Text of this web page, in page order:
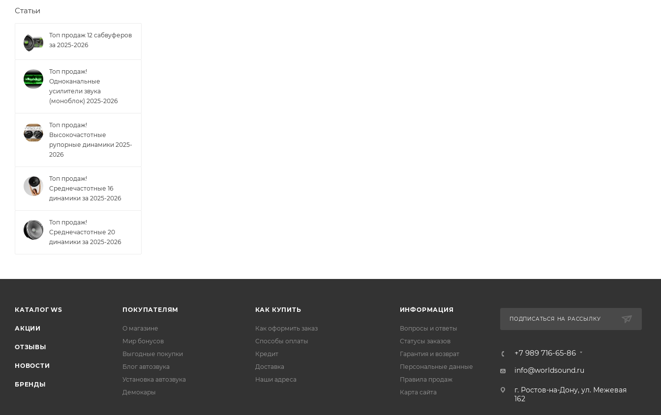
Статьи
Топ продаж 12 сабвуферов
за 2025-2026
Топ продаж!
Одноканальные
усилители звука
(моноблок) 2025-2026
Топ продаж!
Высокочастотные
рупорные динамики 2025-
2026
Топ продаж!
Cреднечастотные 16
динамики за 2025-2026
Топ продаж!
Cреднечастотные 20
динамики за 2025-2026
КАТАЛОГ WS
АКЦИИ
ОТЗЫВЫ
НОВОСТИ
БРЕНДЫ
ПОКУПАТЕЛЯМ
О магазине
Мир бонусов
Выгодные покупки
Блог автозвука
Установка автозвука
Демокары
КАК КУПИТЬ
Как оформить заказ
Способы оплаты
Кредит
Доставка
Наши адреса
ИНФОРМАЦИЯ
Вопросы и ответы
Статусы заказов
Гарантия и возврат
Персональные данные
Правила продаж
Карта сайта
ПОДПИСАТЬСЯ НА РАССЫЛКУ
+7 989 716-65-86
info@worldsound.ru
г. Ростов-на-Дону, ул. Межевая
162